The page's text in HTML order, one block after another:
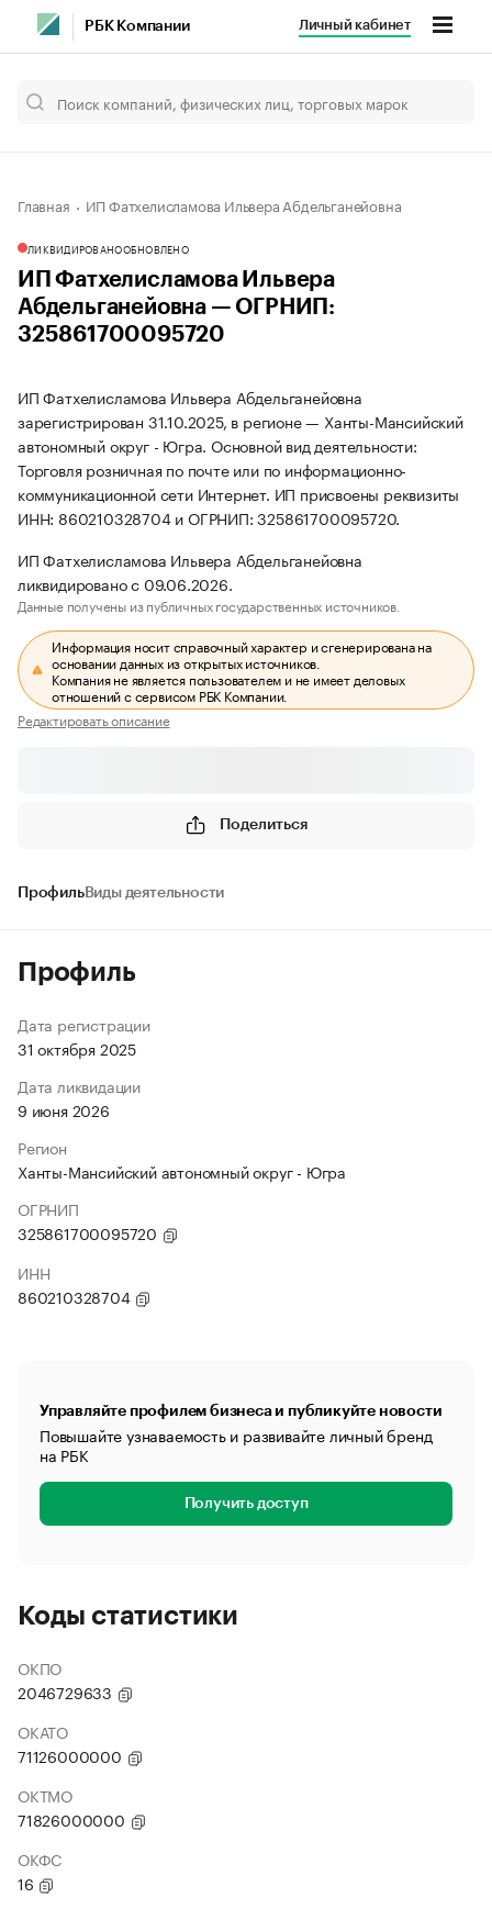
РБК Компании Личный кабинет
Главная ИП Фатхелисламова Ильвера Абдельганейовна
ЛИКВИДИРОВАНООБНОВЛЕНО
ИП Фатхелисламова Ильвера
Абдельганейовна — ОГРНИП:
325861700095720
ИП Фатхелисламова Ильвера Абдельганейовна
зарегистрирован 31.10.2025, в регионе — Ханты-Мансийский
автономный округ - Югра. Основной вид деятельности:
Торговля розничная по почте или по информационно-
коммуникационной сети Интернет. ИП присвоены реквизиты
ИНН: 860210328704 и ОГРНИП: 325861700095720.
ИП Фатхелисламова Ильвера Абдельганейовна
ликвидировано с 09.06.2026.
Данные получены из публичных государственных источников.
Информация носит справочный характер и сгенерирована на
основании данных из открытых источников.
Компания не является пользователем и не имеет деловых
отношений с сервисом РБК Компании.
Редактировать описание
Поделиться
ПрофильВиды деятельности
Профиль
Дата регистрации
31 октября 2025
Дата ликвидации
9 июня 2026
Регион
Ханты-Мансийский автономный округ - Югра
ОГРНИП
325861700095720
ИНН
860210328704
Управляйте профилем бизнеса и публикуйте новости
Повышайте узнаваемость и развивайте личный бренд
на РБК
Получить доступ
Коды статистики
ОКПО
2046729633
ОКАТО
71126000000
ОКТМО
71826000000
ОКФС
16